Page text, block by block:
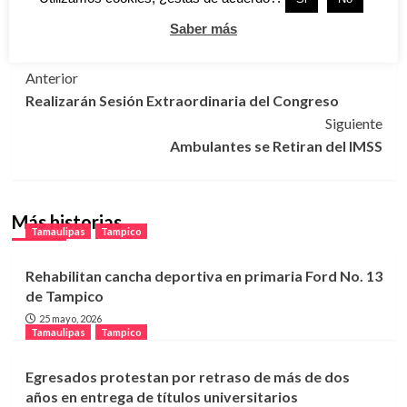
Tercer Informe
Navegación
de
Anterior
Realizarán Sesión Extraordinaria del Congreso
Siguiente
Ambulantes se Retiran del IMSS
Más historias
Tamaulipas Tampico
Rehabilitan cancha deportiva en primaria Ford No. 13
de Tampico
25 mayo, 2026
Tamaulipas
Tampico
Egresados protestan por retraso de más de dos
años en entrega de títulos universitarios
Saber más